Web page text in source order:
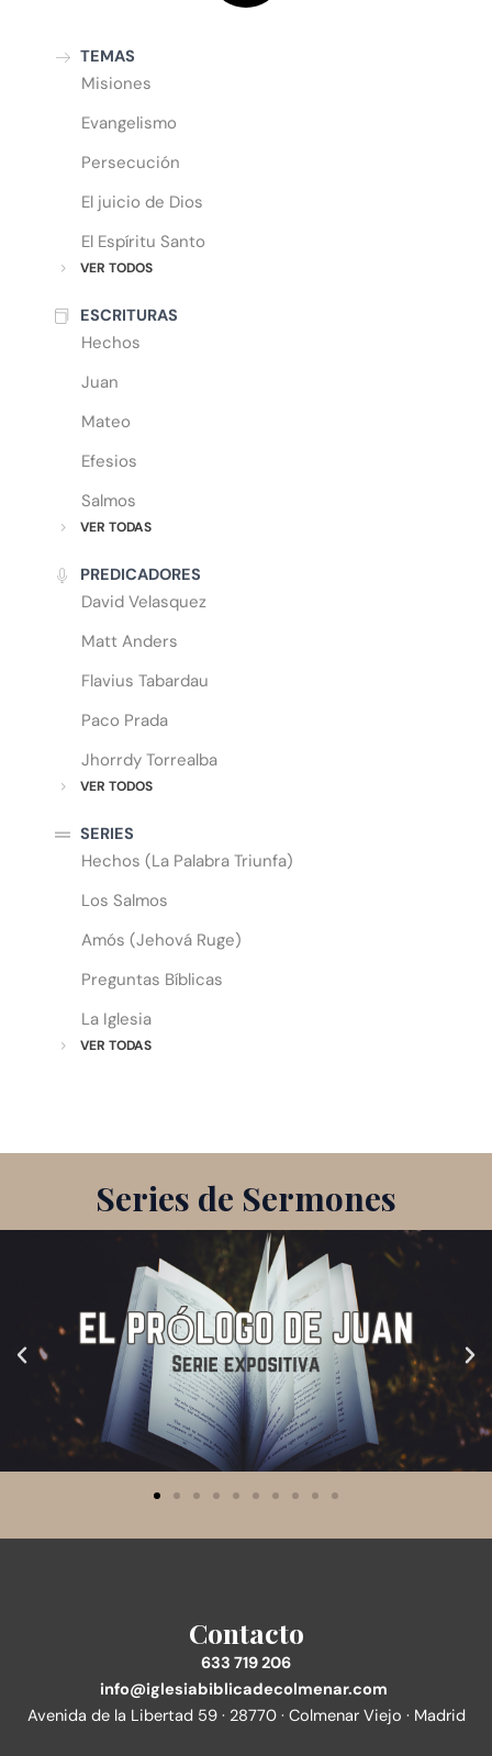
TEMAS
Misiones
Evangelismo
Persecución
El juicio de Dios
El Espíritu Santo
VER TODOS
ESCRITURAS
Hechos
Juan
Mateo
Efesios
Salmos
VER TODAS
PREDICADORES
David Velasquez
Matt Anders
Flavius Tabardau
Paco Prada
Jhorrdy Torrealba
VER TODOS
SERIES
Hechos (La Palabra Triunfa)
Los Salmos
Amós (Jehová Ruge)
Preguntas Bíblicas
La Iglesia
VER TODAS
Series de Sermones
Contacto
633 719 206
info@iglesiabiblicadecolmenar.com
Avenida de la Libertad 59 · 28770 · Colmenar Viejo · Madrid